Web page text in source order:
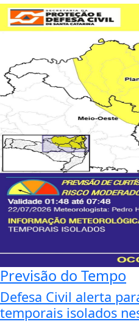
Previsão do Tempo
Defesa Civil alerta
temporais isolados